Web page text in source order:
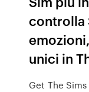
controlla
unici in
Get The